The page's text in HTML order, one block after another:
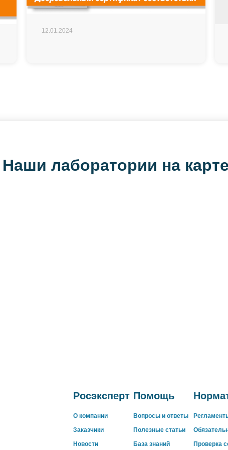
12.01.2024
Наши лаборатории на карте
Росэксперт
О компании
Заказчики
Новости
Помощь
Вопросы и ответы
Полезные статьи
База знаний
Проверка